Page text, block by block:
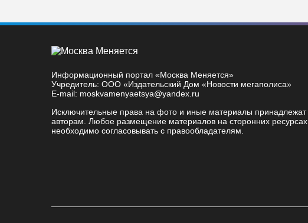
Информационный портал «Москва Меняется»
Учредитель: ООО «Издательский Дом «Новости мегаполиса»
E-mail: moskvamenyaetsya@yandex.ru
Исключительные права на фото и иные материалы принадлежат
авторам. Любое размещение материалов на сторонних ресурсах
необходимо согласовывать с правообладателям.